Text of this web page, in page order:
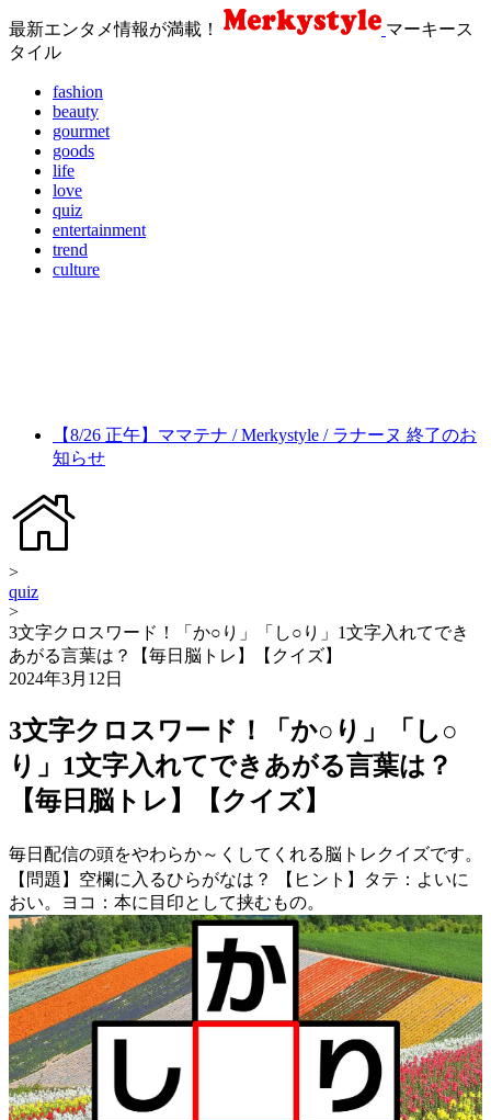
最新エンタメ情報が満載！
マーキース
タイル
fashion
beauty
gourmet
goods
life
love
quiz
entertainment
trend
culture
【8/26 正午】ママテナ / Merkystyle / ラナーヌ 終了のお
知らせ
>
quiz
>
3文字クロスワード！「か○り」「し○り」1文字入れてでき
あがる言葉は？【毎日脳トレ】【クイズ】
2024年3月12日
3文字クロスワード！「か○り」「し○
り」1文字入れてできあがる言葉は？
【毎日脳トレ】【クイズ】
毎日配信の頭をやわらか～くしてくれる脳トレクイズです。
【問題】空欄に入るひらがなは？ 【ヒント】タテ：よいに
おい。ヨコ：本に目印として挟むもの。